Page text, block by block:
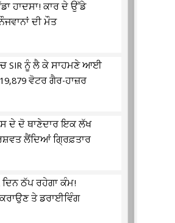
ਹਾਦਸਾ! ਕਾਰ ਦੇ ਉੱਡੇ
ਦੀ ਮੌਤ
SIR ਨੂੰ ਲੈ ਕੇ ਸਾਹਮਣੇ ਆਈ
ਵੋਟਰ ਗੈਰ-ਹਾਜ਼ਰ
ਦੇ ਦੋ ਥਾਣੇਦਾਰ ਇਕ ਲੱਖ
ਲੈਂਦਿਆਂ ਗ੍ਰਿਫ਼ਤਾਰ
ਦਿਨ ਠੱਪ ਰਹੇਗਾ ਕੰਮ!
ਤੇ ਡਰਾਈਵਿੰਗ